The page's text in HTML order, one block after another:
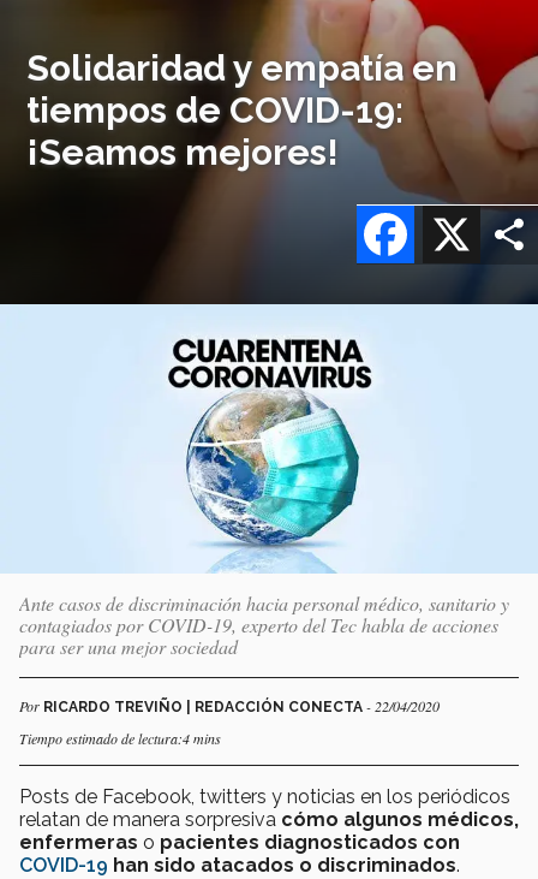
Solidaridad y empatía en
tiempos de COVID-19:
¡Seamos mejores!
X
Facebook
Ante casos de discriminación hacia personal médico, sanitario y
contagiados por COVID-19, experto del Tec habla de acciones
para ser una mejor sociedad
Por RICARDO TREVIÑO | REDACCIÓN CONECTA - 22/04/2020
Tiempo estimado de lectura:4 mins
Posts de Facebook, twitters y noticias en los periódicos
relatan de manera sorpresiva cómo algunos médicos,
enfermeras o pacientes diagnosticados con
COVID-19 han sido atacados o discriminados.